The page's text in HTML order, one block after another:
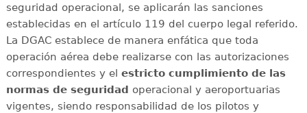
seguridad operacional, se aplicarán las sanciones
establecidas en el artículo 119 del cuerpo legal referido.
La DGAC establece de manera enfática que toda
operación aérea debe realizarse con las autorizaciones
correspondientes y el estricto cumplimiento de las
normas de seguridad operacional y aeroportuarias
vigentes, siendo responsabilidad de los pilotos y